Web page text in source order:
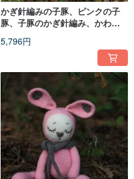
かぎ針編みの子豚、ピンクの子
豚、子豚のかぎ針編み、かわい
5,796円